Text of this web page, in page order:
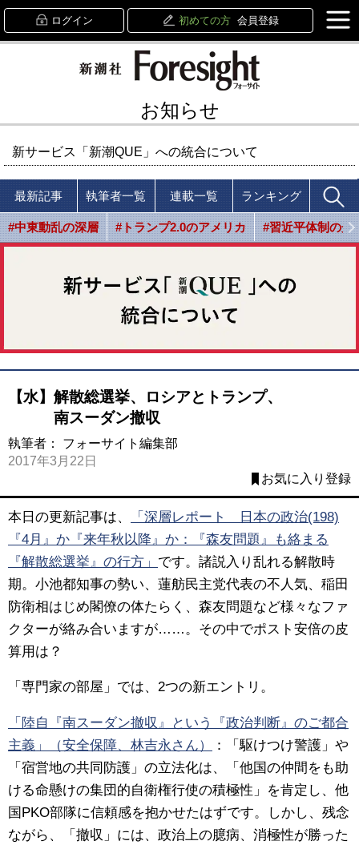
ログイン 初めての方 会員登録
お知らせ
新サービス「新潮QUE」への統合について
最新記事 執筆者一覧 連載一覧 ランキング
#中東動乱の深層 #トランプ2.0のアメリカ #習近平体制の光
【水】解散総選挙、ロシアとトランプ、
南スーダン撤収
執筆者： フォーサイト編集部
2017年3月22日
お気に入り登録
本日の更新記事は、
「深層レポート 日本の政治(198)
『4月』か『来年秋以降』か：『森友問題』も絡まる
『解散総選挙』の行方」 です。諸説入り乱れる解散時
期。小池都知事の勢い、蓮舫民主党代表の不人気、稲田
防衛相はじめ閣僚の体たらく、森友問題など様々なファ
クターが絡み合いますが……。その中でポスト安倍の皮
算用は？
「専門家の部屋」では、2つの新エントリ。
「陸自『南スーダン撤収』という『政治判断』のご都合
主義」（安全保障、林吉永さん）
：「駆けつけ警護」や
「宿営地の共同防護」の立法化は、「他国の仲間をも助
ける命懸けの集団的自衛権行使の積極性」を肯定し、他
国PKO部隊に信頼感を抱かせたはずです。しかし、残念
ながら、「撤収」には、政治上の臆病、消極性が勝った